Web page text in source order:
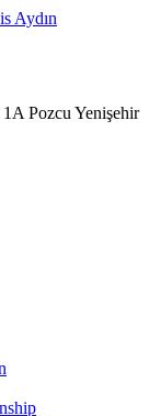
Pozcu Yenişehir